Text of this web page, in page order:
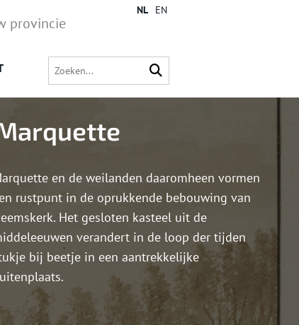
provincie
NL EN
en de weilanden daaromheen vormen
rustpunt in de oprukkende bebouwing van
Het gesloten kasteel uit de
verandert in de loop der tijden
bij beetje in een aantrekkelijke